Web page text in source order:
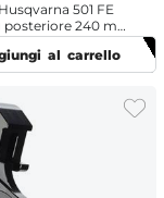
501 FE
posteriore 240 mm